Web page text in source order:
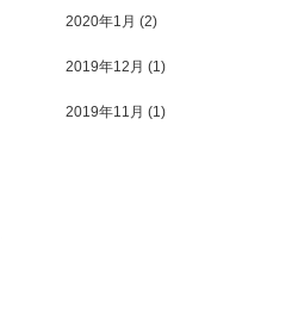
2020年1月 (2)
2019年12月 (1)
2019年11月 (1)